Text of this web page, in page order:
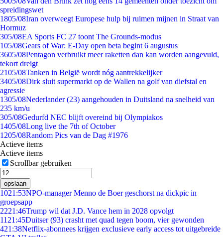
spreidingswet
1805/08Iran overweegt Europese hulp bij ruimen mijnen in Straat van
Hormuz
305/08EA Sports FC 27 toont The Grounds-modus
105/08Gears of War: E-Day open beta begint 6 augustus
3605/08Pentagon verbruikt meer raketten dan kan worden aangevuld,
tekort dreigt
2105/08Tanken in België wordt nóg aantrekkelijker
3405/08Dirk sluit supermarkt op de Wallen na golf van diefstal en
agressie
1305/08Nederlander (23) aangehouden in Duitsland na snelheid van
235 km/u
305/08Gedurfd NEC blijft overeind bij Olympiakos
1405/08Long live the 7th of October
1205/08Random Pics van de Dag #1976
Actieve items
Actieve items
Scrollbar gebruiken
opslaan
1021:53NPO-manager Menno de Boer geschorst na dickpic in
groepsapp
2221:46Trump wil dat J.D. Vance hem in 2028 opvolgt
11 21:45Duitser (93) crasht met quad tegen boom, vier gewonden
421:38Netflix-abonnees krijgen exclusieve early access tot uitgebreide